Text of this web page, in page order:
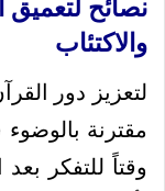
نصائح لتعميق
والاكتئاب
لتعزيز دور
مقترنة
وقتاً للتفكر بعد